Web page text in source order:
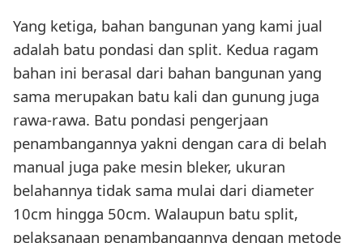
Yang ketiga, bahan bangunan yang kami jual
adalah batu pondasi dan split. Kedua ragam
bahan ini berasal dari bahan bangunan yang
sama merupakan batu kali dan gunung juga
rawa-rawa. Batu pondasi pengerjaan
penambangannya yakni dengan cara di belah
manual juga pake mesin bleker, ukuran
belahannya tidak sama mulai dari diameter
10cm hingga 50cm. Walaupun batu split,
pelaksanaan penambangannya dengan metode